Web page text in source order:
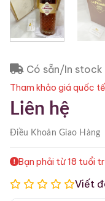
Có sẵn/In stock
Tham khảo giá quốc
Liên hệ
Điều KhoảnGiao Hàng
Bạn phải từ 18 tuổi
Viết